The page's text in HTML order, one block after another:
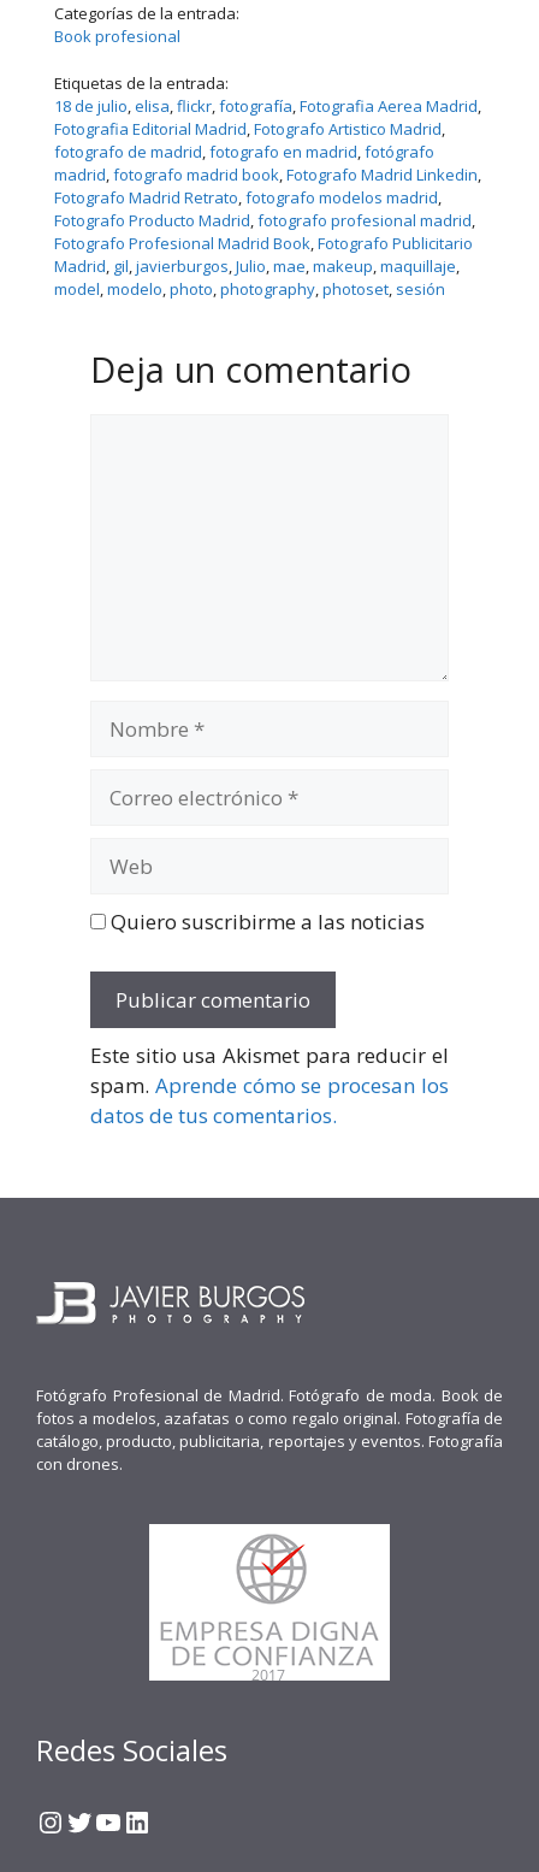
Categorías de la entrada:
Book profesional
Etiquetas de la entrada:
18 de julio, elisa, flickr, fotografí­a, Fotografia Aerea Madrid ,
Fotografia Editorial Madrid, Fotografo Artistico Madrid ,
fotografo de madrid, fotografo en madrid, fotógrafo
madrid, fotografo madrid book, Fotografo Madrid Linkedin ,
Fotografo Madrid Retrato, fotografo modelos madrid ,
Fotografo Producto Madrid, fotografo profesional madrid ,
Fotografo Profesional Madrid Book, Fotografo Publicitario
Madrid, gil, javierburgos, Julio, mae, makeup, maquillaje ,
model, modelo, photo, photography, photoset, sesión
Deja un comentario
electrónico
Quiero suscribirme a las noticias
Este sitio usa Akismet para reducir el
spam. Aprende cómo se procesan los
datos de tus comentarios.
Fotógrafo Profesional de Madrid. Fotógrafo de moda. Book de
fotos a modelos, azafatas o como regalo original. Fotografía de
catálogo, producto, publicitaria, reportajes y eventos. Fotografía
con drones.
Redes Sociales
Instagram
Twitter
YouTube
LinkedIn